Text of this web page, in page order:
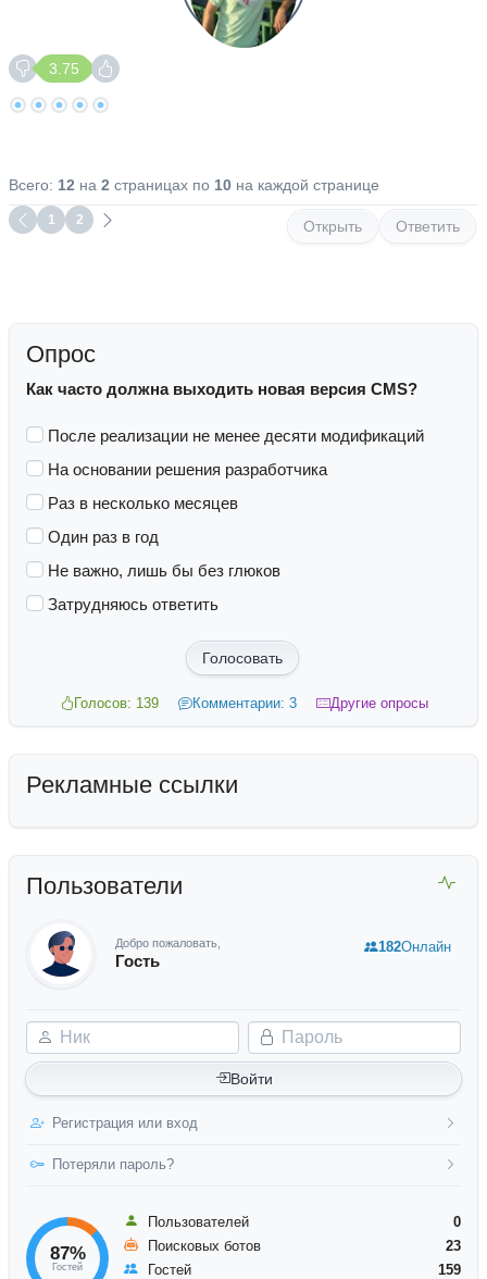
3.75
Всего: 12 на 2 страницах по 10 на каждой странице
1 2 Открыть Ответить
Опрос
Как часто должна выходить новая версия CMS?
После реализации не менее десяти модификаций
На основании решения разработчика
Раз в несколько месяцев
Один раз в год
Не важно, лишь бы без глюков
Затрудняюсь ответить
Голосовать
Голосов: 139 Комментарии: 3 Другие опросы
Рекламные ссылки
Пользователи
Добро пожаловать,
Гость
Ник Пароль
Войти
Регистрация или вход
Потеряли пароль?
182Онлайн
87%
Гостей
Пользователей
0
Поисковых ботов
23
Гостей
159